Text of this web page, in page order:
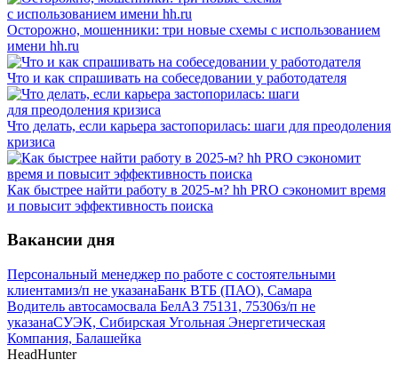
Осторожно, мошенники: три новые схемы с использованием
имени hh.ru
Что и как спрашивать на собеседовании у работодателя
Что делать, если карьера застопорилась: шаги для преодоления
кризиса
Как быстрее найти работу в 2025-м? hh PRO сэкономит время
и повысит эффективность поиска
Вакансии дня
Персональный менеджер по работе с состоятельными
клиентамиз/п не указанаБанк ВТБ (ПАО), Самара
Водитель автосамосвала БелАЗ 75131, 75306з/п не
указанаСУЭК, Сибирская Угольная Энергетическая
Компания, Балашейка
HeadHunter